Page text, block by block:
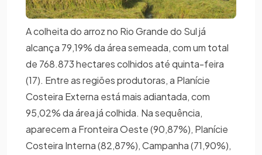
A colheita do arroz no Rio Grande do Sul já
alcança 79,19% da área semeada, com um total
de 768.873 hectares colhidos até quinta-feira
(17). Entre as regiões produtoras, a Planície
Costeira Externa está mais adiantada, com
95,02% da área já colhida. Na sequência,
aparecem a Fronteira Oeste (90,87%), Planície
Costeira Interna (82,87%), Campanha (71,90%),